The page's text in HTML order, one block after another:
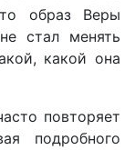
образ Веры
стал менять
какой она
повторяет
подробного